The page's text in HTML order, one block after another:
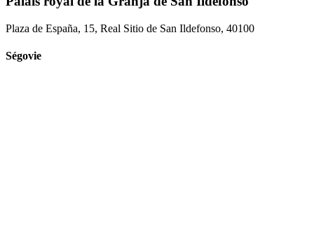
Plaza de España, 15, Real Sitio de San Ildefonso, 40100
Ségovie